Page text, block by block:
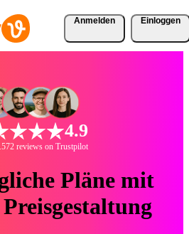
Anmelden Einloggen
4.9
reviews on Trustpilot
Pläne mit